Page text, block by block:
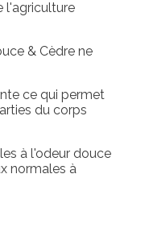
l'agriculture
& Cèdre ne
ce qui permet
du corps
à l'odeur douce
normales à